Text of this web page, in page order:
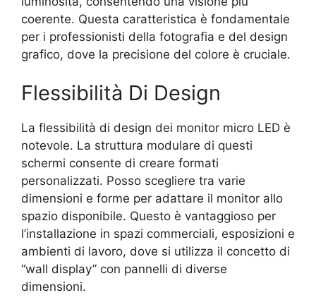
coerente. Questa caratteristica è fondamentale
per i professionisti della fotografia e del design
grafico, dove la precisione del colore è cruciale.
Flessibilità Di Design
La flessibilità di design dei monitor micro LED è
notevole. La struttura modulare di questi
schermi consente di creare formati
personalizzati. Posso scegliere tra varie
dimensioni e forme per adattare il monitor allo
spazio disponibile. Questo è vantaggioso per
l’installazione in spazi commerciali, esposizioni e
ambienti di lavoro, dove si utilizza il concetto di
“wall display” con pannelli di diverse
dimensioni.